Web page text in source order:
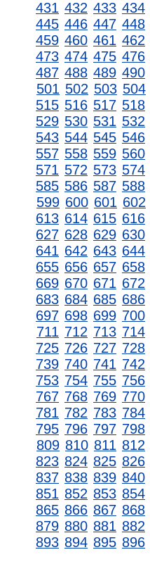
431 432 433 434
445 446 447 448
459 460 461 462
473 474 475 476
487 488 489 490
501 502 503 504
515 516 517 518
529 530 531 532
543 544 545 546
557 558 559 560
571 572 573 574
585 586 587 588
599 600 601 602
613 614 615 616
627 628 629 630
641 642 643 644
655 656 657 658
669 670 671 672
683 684 685 686
697 698 699 700
711 712 713 714
725 726 727 728
739 740 741 742
753 754 755 756
767 768 769 770
781 782 783 784
795 796 797 798
809 810 811 812
823 824 825 826
837 838 839 840
851 852 853 854
865 866 867 868
879 880 881 882
893 894 895 896